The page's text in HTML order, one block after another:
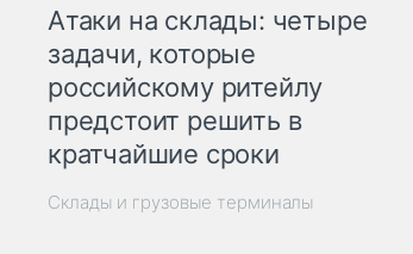
Атаки на склады: четыре
задачи, которые
российскому ритейлу
предстоит решить в
кратчайшие сроки
Склады и грузовые терминалы